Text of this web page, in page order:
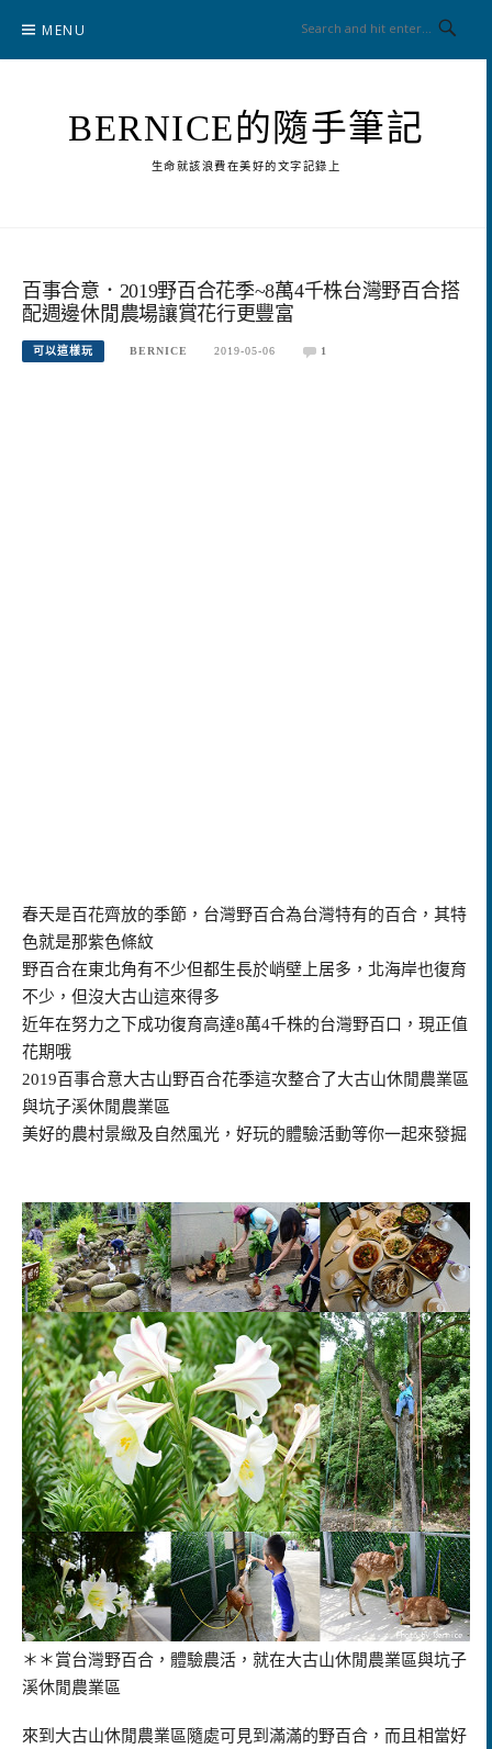
content
MENU
BERNICE的隨手筆記
生命就該浪費在美好的文字記錄上
百事合意．2019野百合花季~8萬4千株台灣野百合搭
配週邊休閒農場讓賞花行更豐富
可以這樣玩 BERNICE 2019-05-06 1
春天是百花齊放的季節，台灣野百合為台灣特有的百合，其特
色就是那紫色條紋
野百合在東北角有不少但都生長於峭壁上居多，北海岸也復育
不少，但沒大古山這來得多
近年在努力之下成功復育高達8萬4千株的台灣野百口，現正值
花期哦
2019百事合意大古山野百合花季這次整合了大古山休閒農業區
與坑子溪休閒農業區
美好的農村景緻及自然風光，好玩的體驗活動等你一起來發掘
＊＊賞台灣野百合，體驗農活，就在大古山休閒農業區與坑子
溪休閒農業區
來到大古山休閒農業區隨處可見到滿滿的野百合，而且相當好